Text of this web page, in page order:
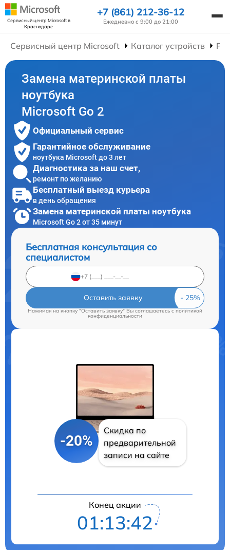
Сервисный центр Microsoftв
Краснодаре
+7 (861) 212-36-12
Ежедневно с 9:00 до 21:00
Сервисный центр Microsoft Каталог устройств
Замена материнской платы
ноутбука
Microsoft Go 2
Официальный сервис
Гарантийное обслуживание
ноутбука Microsoft до 3 лет
Диагностика за наш счет,
ремонт по желанию
Бесплатный выезд курьера
в день обращения
Замена материнской платы ноутбука
Microsoft Go 2 от 35 минут
Бесплатная консультация со
специалистом
Оставить заявку
Нажимая на кнопку "Оставить заявку" Вы соглашаетесь cполитикой
конфиденциальности
-20%
Скидка по
предварительной
записи на сайте
Конец акции
01:13:41